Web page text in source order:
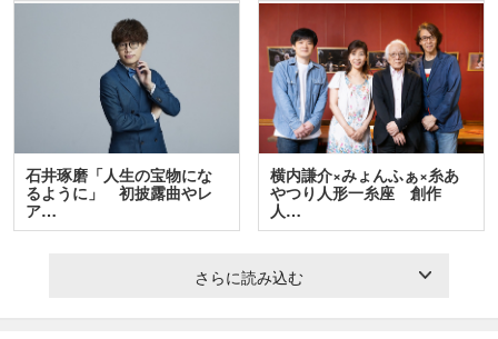
石井琢磨「人生の宝物にな
るように」 初披露曲やレ
ア…
横内謙介×みょんふぁ×糸あ
やつり人形一糸座 創作
人…
さらに読み込む